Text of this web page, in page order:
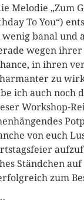
Melodie „Zum
To You“)
banal und
wegen
in ihren
zu
ich auch noch
Workshop-
von euch
Ständchen
zum